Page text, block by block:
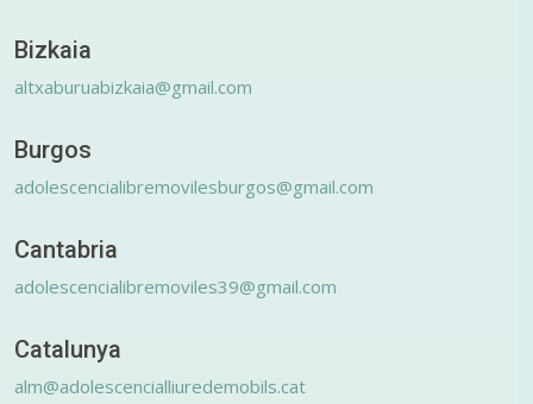
Bizkaia
altxaburuabizkaia@gmail.com
Burgos
adolescencialibremovilesburgos@gmail.com
Cantabria
adolescencialibremoviles39@gmail.com
Catalunya
alm@adolescencialliuredemobils.cat